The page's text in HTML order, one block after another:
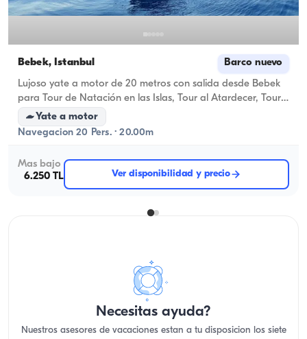
Bebek, İstanbul Barco nuevo
Lujoso yate a motor de 20 metros con salida desde Bebek
para Tour de Natación en las Islas, Tour al Atardecer, Tour
por el Bósforo y Eventos Privados!
Yate a motor
Navegacion 20 Pers. · 20.00m
Mas bajo
6.250 TL
Ver disponibilidad y precio
Necesitas ayuda?
Nuestros asesores de vacaciones estan a tu disposicion los siete